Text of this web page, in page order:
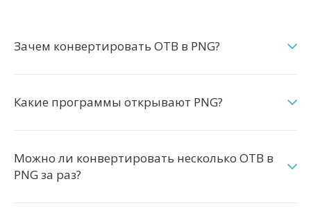
Зачем конвертировать OTB в PNG?
Какие программы открывают PNG?
Можно ли конвертировать несколько OTB в
PNG за раз?